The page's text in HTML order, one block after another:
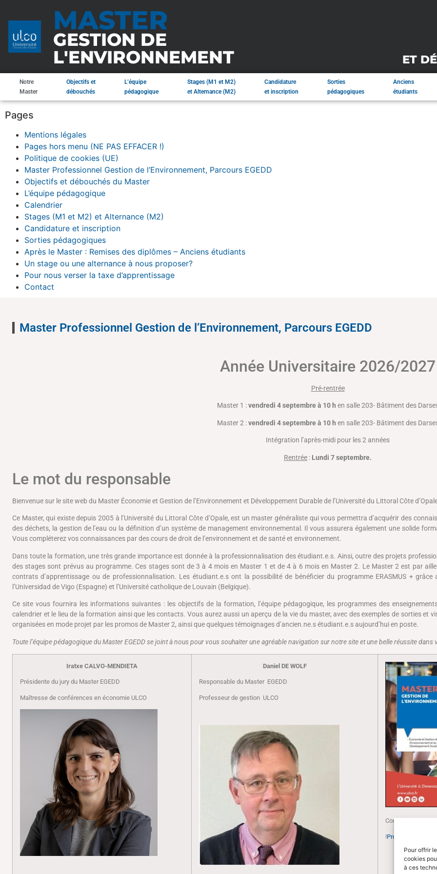
Pour offrir
cookies
à ces
MASTER
GESTION DE
L'ENVIRONNEMENT
ET
Notre
Master
Objectifs et
débouchés
L’équipe
pédagogique
Stages (M1 et M2)
et Alternance (M2)
Candidature
et inscription
Sorties
pédagogiques
Anciens
étudiants
Pages
Mentions légales
Pages hors menu (NE PAS EFFACER !)
Politique de cookies (UE)
Master Professionnel Gestion de l’Environnement, Parcours EGEDD
Objectifs et débouchés du Master
L’équipe pédagogique
Calendrier
Stages (M1 et M2) et Alternance (M2)
Candidature et inscription
Sorties pédagogiques
Après le Master : Remises des diplômes – Anciens étudiants
Un stage ou une alternance à nous proposer?
Pour nous verser la taxe d’apprentissage
Contact
Master Professionnel Gestion de l’Environnement, Parcours EGEDD
Année Universitaire 2026/2027
Pré-rentrée
Master 1 :vendredi 4 septembre à 10 h en salle 203- Bâtiment des
Master 2 :vendredi 4 septembre à 10 h en salle 203- Bâtiment des
Intégration l’après-midi pour les 2 années
Rentrée : Lundi 7 septembre.
Le mot du responsable
Bienvenue sur le site web du Master Économie et Gestion de l’Environnement et Développement Durable de l’Université du Littoral Côte
Ce Master, qui existe depuis 2005 à l’Université du Littoral Côte d’Opale, est un master généraliste qui vous permettra d’acquérir des
des déchets, la gestion de l’eau ou la définition d’un système de management environnemental. Il vous assurera également une solide
Vous compléterez vos connaissances par des cours de droit de l’environnement et de santé et environnement.
Dans toute la formation, une très grande importance est donnée à la professionnalisation des étudiant.e.s. Ainsi, outre des projets
des stages sont prévus au programme. Ces stages sont de 3 à 4 mois en Master 1 et de 4 à 6 mois en Master 2. Le Master 2 est par
contrats d’apprentissage ou de professionnalisation. Les étudiant.e.s ont la possibilité de bénéficier du programme ERASMUS +
l’Universidad de Vigo (Espagne) et l’Université catholique de Louvain (Belgique).
Ce site vous fournira les informations suivantes : les objectifs de la formation, l’équipe pédagogique, les programmes des
calendrier et le lieu de la formation ainsi que les contacts. Vous aurez aussi un aperçu de la vie du master, avec des exemples de sorties et
organisées en mode projet par les promos de Master 2, ainsi que quelques témoignages d’ancien.ne.s étudiant.e.s aujourd’hui en poste.
Toute l’équipe pédagogique du Master EGEDD se joint à nous pour vous souhaiter une agréable navigation sur notre site et une belle réussite dans
Iratxe CALVO-MENDIETA
Présidente du jury du Master EGEDD
Maîtresse de conférences en économie ULCO
Daniel DE WOLF
Responsable du Master EGEDD
Professeur de gestion ULCO
Consultez la
!Programme M2